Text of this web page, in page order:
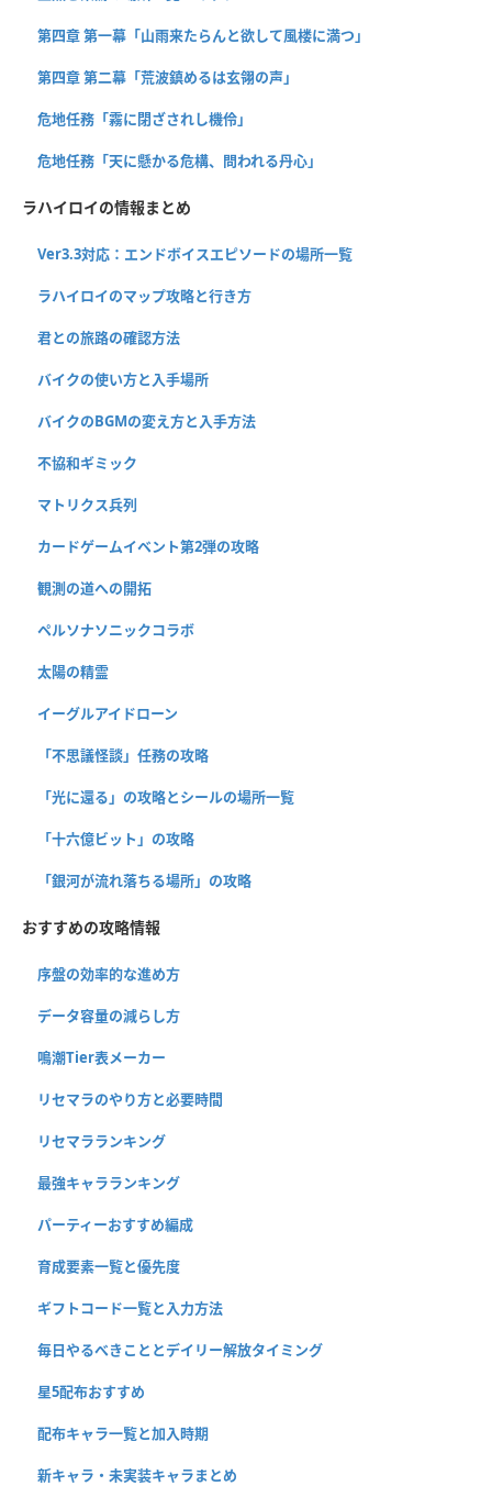
第四章 第一幕「山雨来たらんと欲して風楼に満つ」
第四章 第二幕「荒波鎮めるは玄翎の声」
危地任務「霧に閉ざされし機伶」
危地任務「天に懸かる危構、問われる丹心」
ラハイロイの情報まとめ
Ver3.3対応：エンドボイスエピソードの場所一覧
ラハイロイのマップ攻略と行き方
君との旅路の確認方法
バイクの使い方と入手場所
バイクのBGMの変え方と入手方法
不協和ギミック
マトリクス兵列
カードゲームイベント第2弾の攻略
観測の道への開拓
ペルソナソニックコラボ
太陽の精霊
イーグルアイドローン
「不思議怪談」任務の攻略
「光に還る」の攻略とシールの場所一覧
「十六億ビット」の攻略
「銀河が流れ落ちる場所」の攻略
おすすめの攻略情報
序盤の効率的な進め方
データ容量の減らし方
鳴潮Tier表メーカー
リセマラのやり方と必要時間
リセマラランキング
最強キャラランキング
パーティーおすすめ編成
育成要素一覧と優先度
ギフトコード一覧と入力方法
毎日やるべきこととデイリー解放タイミング
星5配布おすすめ
配布キャラ一覧と加入時期
新キャラ・未実装キャラまとめ